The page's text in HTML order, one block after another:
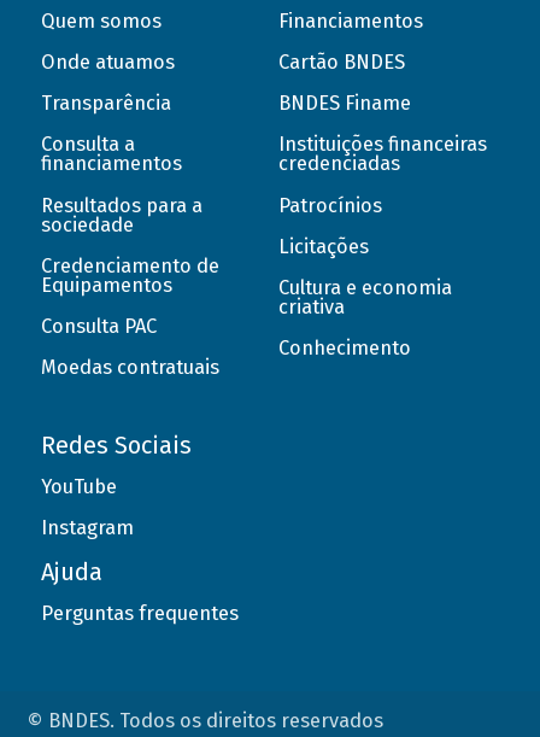
Quem somos
Onde atuamos
Transparência
Consulta a
financiamentos
Resultados para a
sociedade
Credenciamento de
Equipamentos
Consulta PAC
Moedas contratuais
Financiamentos
Cartão BNDES
BNDES Finame
Instituições financeiras
credenciadas
Patrocínios
Licitações
Cultura e economia
criativa
Conhecimento
Redes Sociais
YouTube
Instagram
Ajuda
Perguntas frequentes
© BNDES. Todos os direitos reservados